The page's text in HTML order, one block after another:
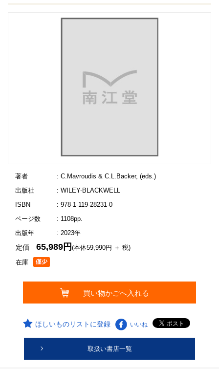
著者
: C.Mavroudis & C.L.Backer, (eds.)
出版社
: WILEY-BLACKWELL
ISBN
: 978-1-119-28231-0
ページ数
: 1108pp.
出版年
: 2023年
在庫
定価65,989円(本体59,990円 ＋ 税)
ほしいものリストに登録 いいね
取扱い書店一覧